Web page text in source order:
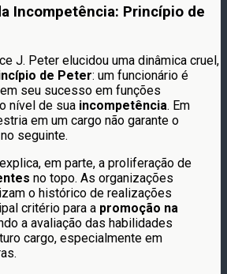
Incompetência: Princípio de
J. Peter elucidou uma dinâmica cruel,
de Peter: um funcionário é
seu sucesso em funções
nível de sua incompetência. Em
em um cargo não garante o
seguinte.
em parte, a proliferação de
no topo. As organizações
o histórico de realizações
critério para a promoção na
a avaliação das habilidades
cargo, especialmente em